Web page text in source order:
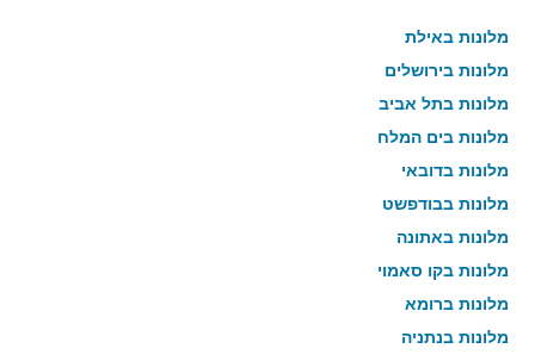
מלונות באילת
מלונות בירושלים
מלונות בתל אביב
מלונות בים המלח
מלונות בדובאי
מלונות בבודפשט
מלונות באתונה
מלונות בקו סאמוי
מלונות ברומא
מלונות בנתניה